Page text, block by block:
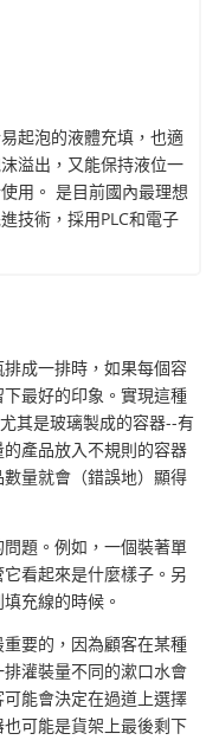
起泡的液體充填，也適
溢出，又能保持液位一
用。 是目前國內最理想
技術，採用PLC和電子
成一排時，如果每個容
最好的印象。實現這種
其是玻璃製成的容器--有
產品放入不規則的容器
量就會（錯誤地）顯得
題。例如，一個裝著單
看起來是什麼樣子。另
充線的時候。
要的，因為顧客在某種
灌裝量不同的漱口水會
能會決定在過道上選擇
可能是貨架上最後剩下